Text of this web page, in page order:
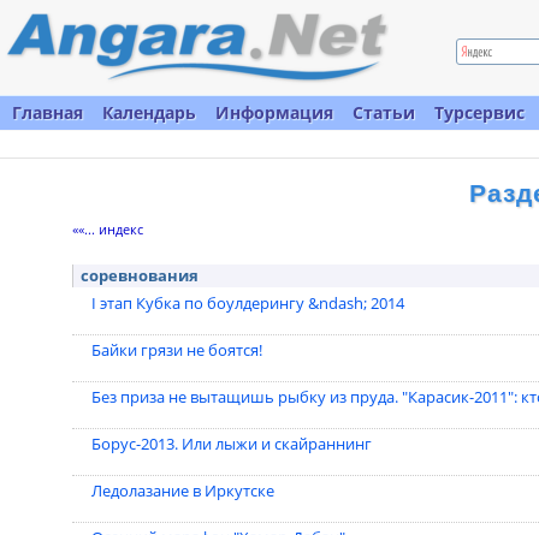
Главная Календарь Информация Статьи Турсервис
««... индекс
соревнования
I этап Кубка по боулдерингу &ndash; 2014
Байки грязи не боятся!
Без приза не вытащишь рыбку из пруда. "Карасик-2011":
Борус-2013. Или лыжи и скайраннинг
Ледолазание в Иркутске